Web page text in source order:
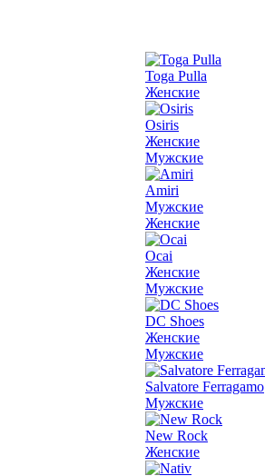
Toga Pulla
Женские
Osiris
Женские
Мужские
Amiri
Мужские
Женские
Ocai
Женские
Мужские
DC Shoes
Женские
Мужские
Salvatore Ferragamo
Мужские
New Rock
Женские